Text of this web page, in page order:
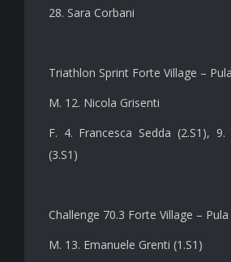
28. Sara Corbani
Triathlon Sprint Forte Village –
M. 12. Nicola Grisenti
F. 4. Francesca Sedda (2.S1), 9.
(3.S1)
Challenge 70.3 Forte Village – Pula
M. 13. Emanuele Grenti (1.S1)